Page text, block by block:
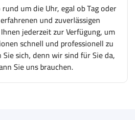
um die Uhr, egal ob Tag oder
und zuverlässigen
jederzeit zur Verfügung, um
schnell und professionell zu
sich, denn wir sind für Sie da,
Sie uns brauchen.